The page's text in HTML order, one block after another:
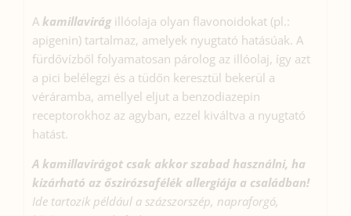
A kamillavirág illóolaja olyan flavonoidokat (pl.:
apigenin) tartalmaz, amelyek nyugtató hatásúak. A
fürdővízből folyamatosan párolog az illóolaj, így azt
a pici belélegzi és a tüdőn keresztül bekerül a
véráramba, amellyel eljut a benzodiazepin
receptorokhoz az agyban, ezzel kiváltva a nyugtató
hatást.
A kamillavirágot csak akkor szabad használni, ha
kizárható az őszirózsafélék allergiája a családban!
Ide tartozik például a százszorszép, napraforgó,